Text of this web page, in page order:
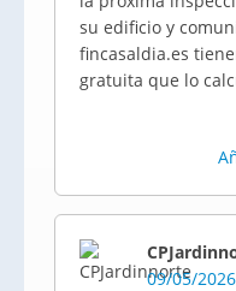
su edificio y
fincasaldia.es
gratuita que lo
09/05/